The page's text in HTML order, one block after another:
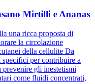
Mirtilli e Ananas
una ricca proposta di
la circolazione
della cellulite Da
per contribuire a
gli inestetismi
come fluidi concentrati,